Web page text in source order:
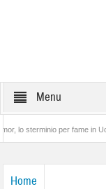
Menu
sterminio per fame in Ucraina
Home